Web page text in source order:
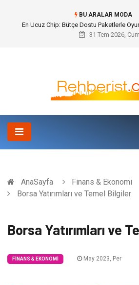
BU ARALAR MODA
En Ucuz Chip: Bütçe Dostu Paketlerle
31 Tem 2026, Cum
AnaSayfa
Finans & Ekonomi
Borsa Yatırımları ve Temel Bilgiler
Borsa Yatırımları ve
FINANS & EKONOMI May 2023, Per